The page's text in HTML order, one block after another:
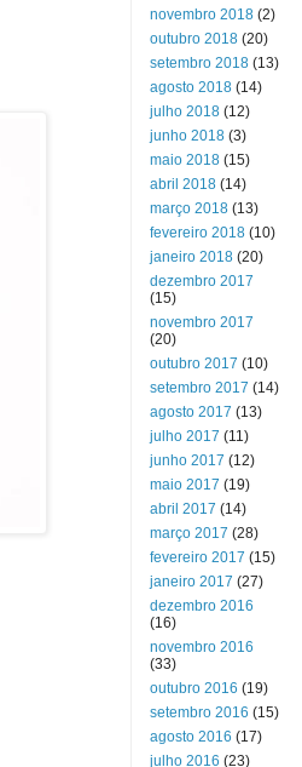
novembro 2018 (2)
outubro 2018 (20)
setembro 2018 (13)
agosto 2018 (14)
julho 2018 (12)
junho 2018 (3)
maio 2018 (15)
abril 2018 (14)
março 2018 (13)
fevereiro 2018 (10)
janeiro 2018 (20)
dezembro 2017
(15)
novembro 2017
(20)
outubro 2017 (10)
setembro 2017 (14)
agosto 2017 (13)
julho 2017 (11)
junho 2017 (12)
maio 2017 (19)
abril 2017 (14)
março 2017 (28)
fevereiro 2017 (15)
janeiro 2017 (27)
dezembro 2016
(16)
novembro 2016
(33)
outubro 2016 (19)
setembro 2016 (15)
agosto 2016 (17)
julho 2016 (23)